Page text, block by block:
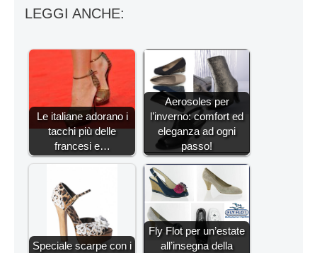
LEGGI ANCHE:
Le italiane adorano i
tacchi più delle
francesi e…
Aerosoles per
l’inverno: comfort ed
eleganza ad ogni
passo!
Speciale scarpe con i
Fly Flot per un’estate
all’insegna della